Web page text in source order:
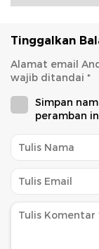
Tinggalkan
Alamat email
wajib ditandai *
Simpan
peramban